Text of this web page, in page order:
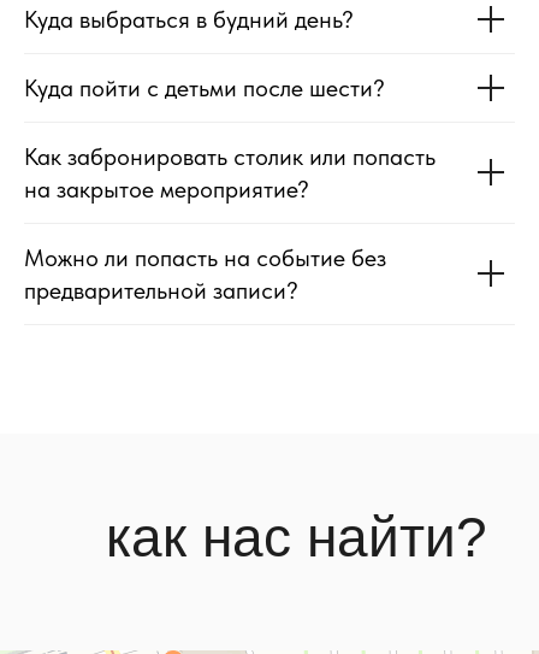
Куда выбраться в будний день?
Куда пойти с детьми после шести?
Как забронировать столик или попасть
на закрытое мероприятие?
Можно ли попасть на событие без
предварительной записи?
как нас найти?